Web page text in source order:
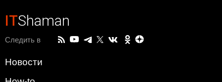
ITShaman
Следить в
Новости